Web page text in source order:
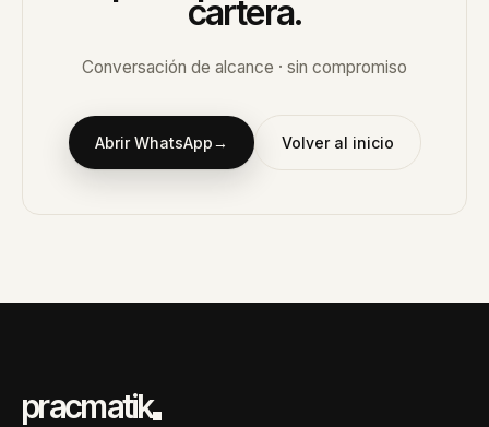
cartera.
Conversación de alcance · sin compromiso
Abrir WhatsApp→ Volver al inicio
pracmatik